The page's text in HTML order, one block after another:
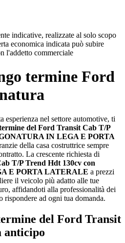
indicative, realizzate al solo scopo
economica indicata può subire
l'addetto commerciale
termine Ford
esperienza nel settore automotive, ti
del Ford Transit Cab T/P
IN LEGA E PORTA
della casa costruttrice sempre
La crescente richiesta di
T/P Trend Hdt 130cv con
E PORTA LATERALE a prezzi
il veicolo più adatto alle tue
affidandoti alla professionalità dei
rispondere ad ogni tua domanda.
del Ford Transit
anticipo